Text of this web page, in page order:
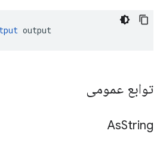
output
توابع عمومی
AsString